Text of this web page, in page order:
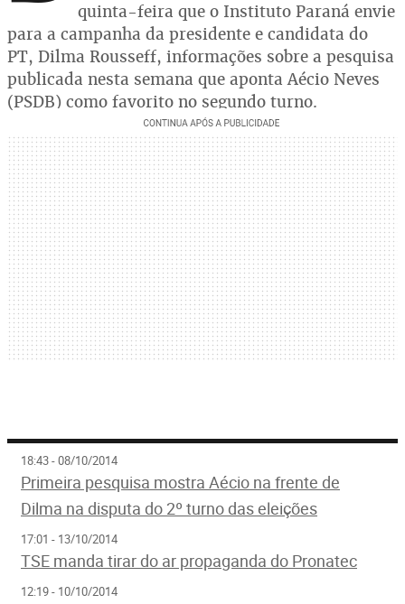
quinta-feira que o Instituto Paraná envie
para a campanha da presidente e candidata do
PT, Dilma Rousseff, informações sobre a pesquisa
publicada nesta semana que aponta Aécio Neves
(PSDB) como favorito no segundo turno.
18:43 - 08/10/2014
Primeira pesquisa mostra Aécio na frente de
Dilma na disputa do 2º turno das eleições
17:01 - 13/10/2014
TSE manda tirar do ar propaganda do Pronatec
12:19 - 10/10/2014